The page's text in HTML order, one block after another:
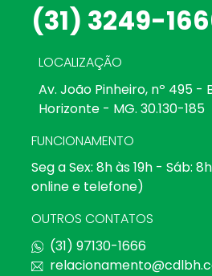
(31) 3249-
LOCALIZAÇÃO
Av. João Pinheiro, nº 495 -
Horizonte - MG. 30.130-185
FUNCIONAMENTO
Seg a Sex: 8h às 19h - Sáb:
online e telefone)
OUTROS CONTATOS
(31) 97130-1666